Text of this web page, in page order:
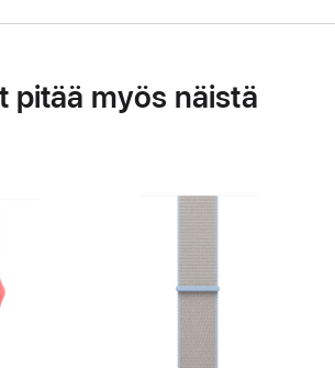
pitää myös näistä